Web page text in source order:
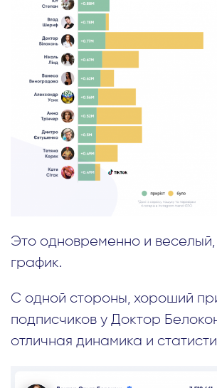
Это одновременно и веселый,
график.
С одной стороны, хороший
подписчиков у Доктор
отличная динамика и